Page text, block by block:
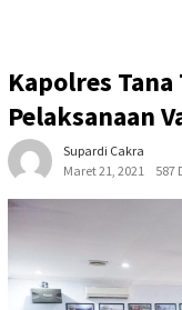
Kapolres
Pelaksanaan
Supardi Cakra
Maret 21, 2021
587